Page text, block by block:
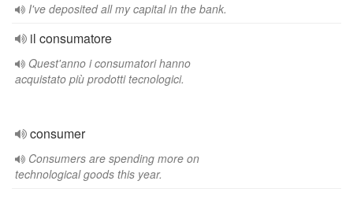
I've deposited all my capital in the bank.
il consumatore
Quest'anno i consumatori hanno
acquistato più prodotti tecnologici.
consumer
Consumers are spending more on
technological goods this year.